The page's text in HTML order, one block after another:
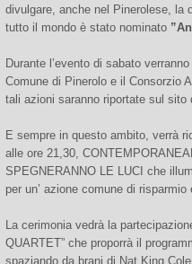
divulgare, anche nel Pinerolese, la
tutto il mondo è stato nominato
Durante l’evento di sabato
Comune di Pinerolo e il Consorzio
tali azioni saranno riportate sul sito
E sempre in questo ambito, verrà
alle ore 21,30,
SPEGNERANNO LE LUCI che
per un’ azione comune di
La cerimonia vedrà la
QUARTET” che proporrà il
spaziando da brani di Nat King